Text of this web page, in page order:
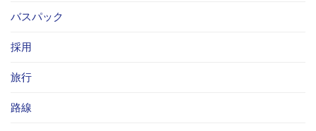
バスパック
採用
旅行
路線